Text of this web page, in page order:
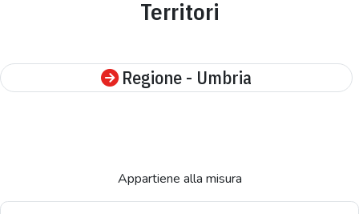
Territori
Regione - Umbria
Appartiene alla misura